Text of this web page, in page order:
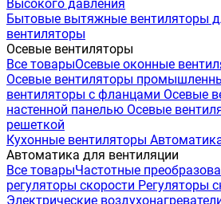
Высокого давления
Бытовые вытяжные вентиляторы
вентиляторы
Осевые вентиляторы
Все товарыОсевые оконные
Осевые вентиляторы
вентиляторы с фланцами Осевые
настенной панелью Осевые
решеткой
Кухонные вентиляторы
Автоматика для вентиляции
Все товарыЧастотные
регуляторы скорости Регуляторы
Электрические